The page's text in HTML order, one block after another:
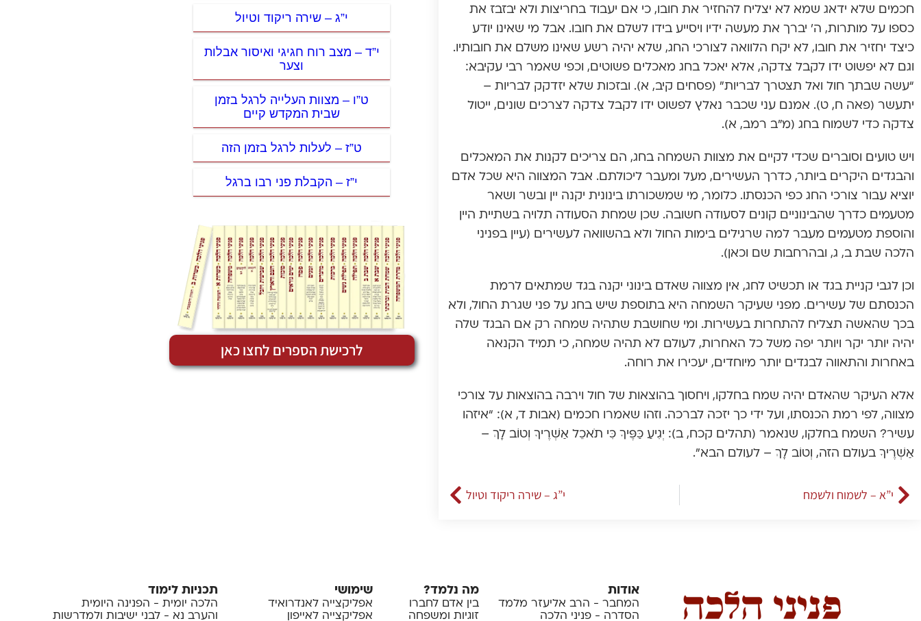
חכמים שלא ידאג שמא לא יצליח להחזיר את חובו, כי אם יעבוד בחריצות ולא יבזבז את
כספו על מותרות, ה’ יברך את מעשה ידיו ויסייע בידו לשלם את חובו. אבל מי שאינו יודע
כיצד יחזיר את חובו, לא יקח הלוואה לצורכי החג, שלא יהיה רשע שאינו משלם את חובותיו.
וגם לא יפשוט ידו לקבל צדקה, אלא יאכל בחג מאכלים פשוטים, וכפי שאמר רבי עקיבא:
“עשה שבתך חול ואל תצטרך לבריות” (פסחים קיב, א). ובזכות שלא יזדקק לבריות –
יתעשר (פאה ח, ט). אמנם עני שכבר נאלץ לפשוט ידו לקבל צדקה לצרכים שונים, ייטול
צדקה כדי לשמוח בחג (מ”ב רמב, א).
ויש טועים וסוברים שכדי לקיים את מצוות השמחה בחג, הם צריכים לקנות את המאכלים
והבגדים היקרים ביותר, כדרך העשירים, מעל ומעבר ליכולתם. אבל המצווה היא שכל אדם
יוציא עבור צורכי החג כפי הכנסתו. כלומר, מי שמשכורתו בינונית יקנה יין ובשר ושאר
מטעמים כדרך שהבינוניים קונים לסעודה חשובה. שכן שמחת הסעודה תלויה בשתיית היין
והוספת מטעמים מעבר למה שרגילים בימות החול ולא בהשוואה לעשירים (עיין בפניני
הלכה שבת ב, ג, ובהרחבות שם וכאן).
וכן לגבי קניית בגד או תכשיט לחג, אין מצווה שאדם בינוני יקנה בגד שמתאים לרמת
הכנסתם של עשירים. מפני שעיקר השמחה היא בתוספת שיש בחג על פני שגרת החול, ולא
בכך שהאשה תצליח להתחרות בעשירות. ומי שחושבת שתהיה שמחה רק אם הבגד שלה
יהיה יותר יקר ויותר יפה משל כל האחרות, לעולם לא תהיה שמחה, כי תמיד הקנאה
באחרות והתאווה לבגדים יותר מיוחדים, יעכירו את רוחה.
אלא העיקר שהאדם יהיה שמח בחלקו, ויחסוך בהוצאות של חול וירבה בהוצאות על צורכי
מצווה, לפי רמת הכנסתו, ועל ידי כך יזכה לברכה. וזהו שאמרו חכמים (אבות ד, א): “איזהו
עשיר? השמח בחלקו, שנאמר (תהלים קכח, ב): יְגִיעַ כַּפֶּיךָ כִּי תֹאכֵל אַשְׁרֶיךָ וְטוֹב לָךְ –
אַשְׁרֶיךָ בעולם הזה, וְטוֹב לָךְ – לעולם הבא”.
י”א – לשמוח ולשמח י”ג – שירה ריקוד וטיול
י”ג – שירה ריקוד וטיול
י”ד – מצב רוח חגיגי ואיסור אבלות
וצער
ט”ו – מצוות העלייה לרגל בזמן
שבית המקדש קיים
ט”ז – לעלות לרגל בזמן הזה
י”ז – הקבלת פני רבו ברגל
לרכישת הספרים לחצו כאן
אודות
המחבר - הרב אליעזר מלמד
הסדרה - פניני הלכה
מה נלמד?
בין אדם לחברו
זוגיות ומשפחה
שימושי
אפליקצייה לאנדרואיד
אפליקצייה לאייפון
תכניות לימוד
הלכה יומית - הפנינה היומית
והערב נא - לבני ישיבות ולמדרשות